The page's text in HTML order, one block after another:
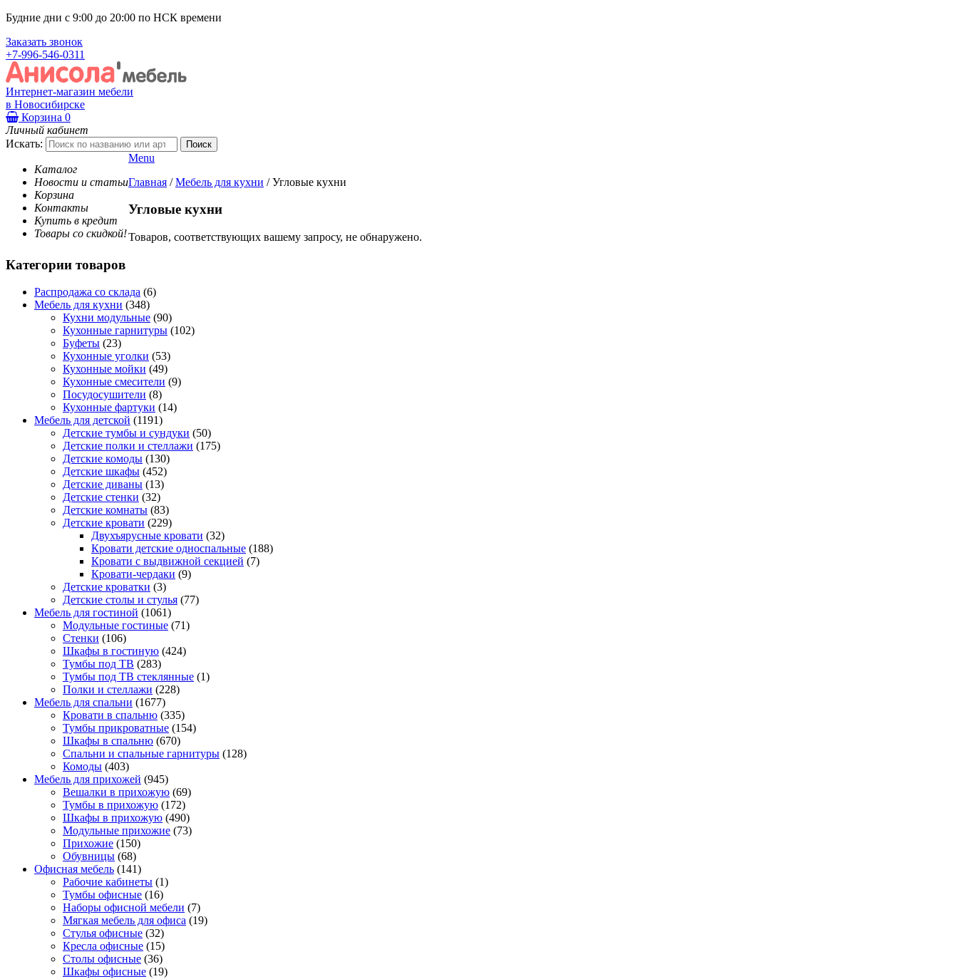
Будние дни с 9:00 до 20:00 по НСК времени
Заказать звонок
+7-996-546-0311
Интернет-магазин мебели
в Новосибирске
Корзина 0
Личный кабинет
Искать:
Каталог
Новости и статьи
Корзина
Контакты
Купить в кредит
Товары со скидкой!
Menu
Главная / Мебель для кухни / Угловые кухни
Угловые кухни
Товаров, соответствующих вашему запросу, не обнаружено.
Категории товаров
Распродажа со склада (6)
Мебель для кухни (348)
Кухни модульные (90)
Кухонные гарнитуры (102)
Буфеты (23)
Кухонные уголки (53)
Кухонные мойки (49)
Кухонные смесители (9)
Посудосушители (8)
Кухонные фартуки (14)
Мебель для детской (1191)
Детские тумбы и сундуки (50)
Детские полки и стеллажи (175)
Детские комоды (130)
Детские шкафы (452)
Детские диваны (13)
Детские стенки (32)
Детские комнаты (83)
Детские кровати (229)
Двухъярусные кровати (32)
Кровати детские односпальные (188)
Кровати с выдвижной секцией (7)
Кровати-чердаки (9)
Детские кроватки (3)
Детские столы и стулья (77)
Мебель для гостиной (1061)
Модульные гостиные (71)
Стенки (106)
Шкафы в гостиную (424)
Тумбы под ТВ (283)
Тумбы под ТВ стеклянные (1)
Полки и стеллажи (228)
Мебель для спальни (1677)
Кровати в спальню (335)
Тумбы прикроватные (154)
Шкафы в спальню (670)
Спальни и спальные гарнитуры (128)
Комоды (403)
Мебель для прихожей (945)
Вешалки в прихожую (69)
Тумбы в прихожую (172)
Шкафы в прихожую (490)
Модульные прихожие (73)
Прихожие (150)
Обувницы (68)
Офисная мебель (141)
Рабочие кабинеты (1)
Тумбы офисные (16)
Наборы офисной мебели (7)
Мягкая мебель для офиса (19)
Стулья офисные (32)
Кресла офисные (15)
Столы офисные (36)
Шкафы офисные (19)